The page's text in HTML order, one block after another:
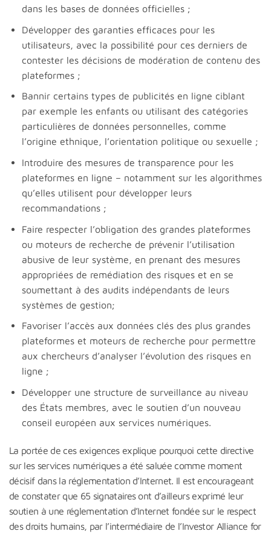
dans les bases de données officielles ;
Développer des garanties efficaces pour les
utilisateurs, avec la possibilité pour ces derniers de
contester les décisions de modération de contenu des
plateformes ;
Bannir certains types de publicités en ligne ciblant
par exemple les enfants ou utilisant des catégories
particulières de données personnelles, comme
l’origine ethnique, l’orientation politique ou sexuelle ;
Introduire des mesures de transparence pour les
plateformes en ligne – notamment sur les algorithmes
qu’elles utilisent pour développer leurs
recommandations ;
Faire respecter l’obligation des grandes plateformes
ou moteurs de recherche de prévenir l’utilisation
abusive de leur système, en prenant des mesures
appropriées de remédiation des risques et en se
soumettant à des audits indépendants de leurs
systèmes de gestion;
Favoriser l’accès aux données clés des plus grandes
plateformes et moteurs de recherche pour permettre
aux chercheurs d’analyser l’évolution des risques en
ligne ;
Développer une structure de surveillance au niveau
des États membres, avec le soutien d’un nouveau
conseil européen aux services numériques.
La portée de ces exigences explique pourquoi cette directive
sur les services numériques a été saluée comme moment
décisif dans la réglementation d’Internet. Il est encourageant
de constater que 65 signataires ont d’ailleurs exprimé leur
soutien à une réglementation d’Internet fondée sur le respect
des droits humains, par l’intermédiaire de l’Investor Alliance for